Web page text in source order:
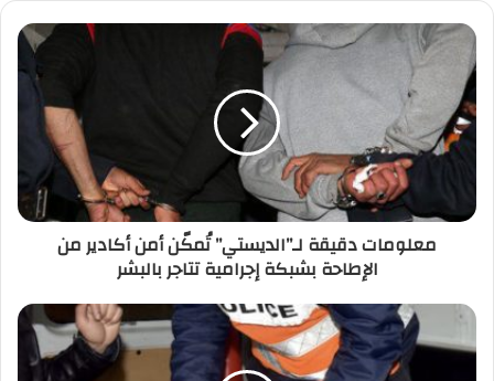
معلومات
دقيقة
لـ”الديستي”
تُمكّن
أمن
أكادير
بشبكة
إجراميةمعلومات دقيقة لـ”الديستي” تُمكّن أمن أكادير من
الإطاحة بشبكة إجرامية تتاجر بالبشر
أمن